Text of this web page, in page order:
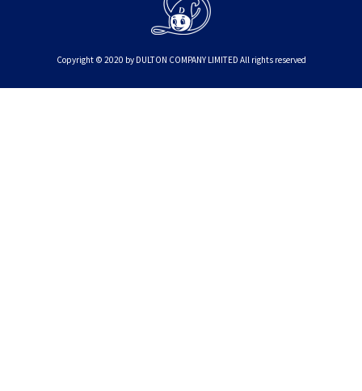
Copyright © 2020 by DULTON COMPANY LIMITED All rights reserved